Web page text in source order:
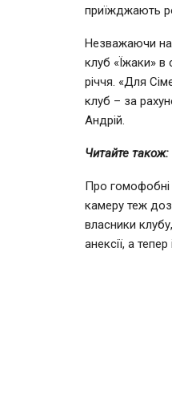
приїжджають
Незважаючи
клуб «Їжаки» в
річчя. «Для
клуб – за
Андрій.
Читайте також:
Про гомофобні
камеру теж
власники
анексії, а тепер